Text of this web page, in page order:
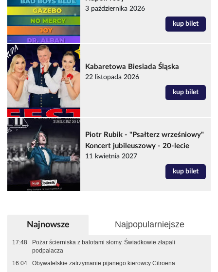
3 października 2026
kup bilet
Kabaretowa Biesiada Śląska
22 listopada 2026
kup bilet
Piotr Rubik - "Psałterz wrześniowy"
Koncert jubileuszowy - 20-lecie
11 kwietnia 2027
kup bilet
Najnowsze Najpopularniejsze
17:48
Pożar ścierniska z balotami słomy. Świadkowie złapali
podpalacza
16:04
Obywatelskie zatrzymanie pijanego kierowcy Citroena